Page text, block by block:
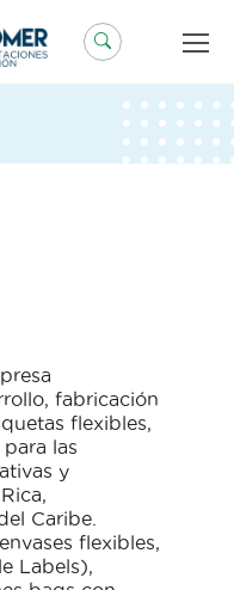
fabricación
flexibles,
las
y
Caribe.
flexibles,
Labels),